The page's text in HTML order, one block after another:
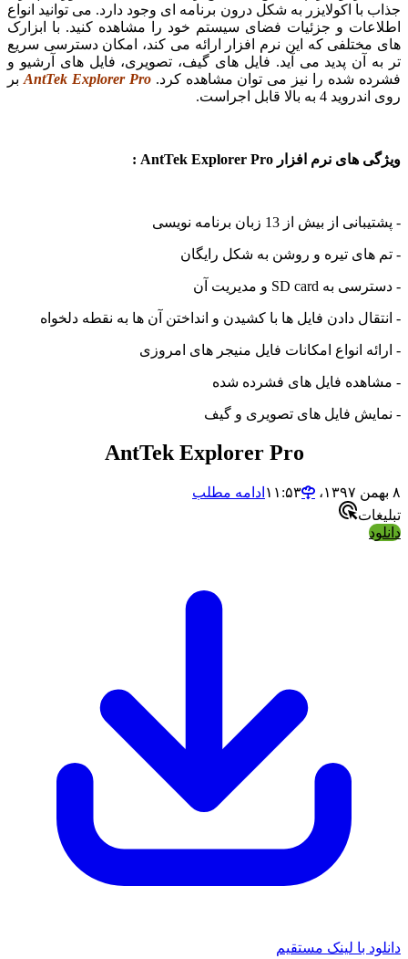
جذاب با اکولایزر به شکل درون برنامه ای وجود دارد. می توانید انواع
اطلاعات و جزئیات فضای سیستم خود را مشاهده کنید. با ابزارک
های مختلفی که این نرم افزار ارائه می کند، امکان دسترسی سریع
تر به آن پدید می آید. فایل های گیف، تصویری، فایل های آرشیو و
فشرده شده را نیز می توان مشاهده کرد.AntTek Explorer Pro بر
روی اندروید 4 به بالا قابل اجراست.
ویژگی های نرم افزار AntTek Explorer Pro :
- پشتیبانی از بیش از 13 زبان برنامه نویسی
- تم های تیره و روشن به شکل رایگان
- دسترسی به SD card و مدیریت آن
- انتقال دادن فایل ها با کشیدن و انداختن آن ها به نقطه دلخواه
- ارائه انواع امکانات فایل منیجر های امروزی
- مشاهده فایل های فشرده شده
- نمایش فایل های تصویری و گیف
AntTek Explorer Pro
۸ بهمن ۱۳۹۷،‏ ۱۱:۵۳
ادامه مطلب
تبلیغات
دانلود
دانلود با لینک مستقیم